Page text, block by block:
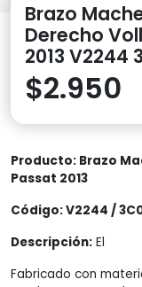
Brazo
Derecho
2013 V2244
$2.950
Producto: Brazo
Passat 2013
Código: V2244 /
Descripción: El
Fabricado con